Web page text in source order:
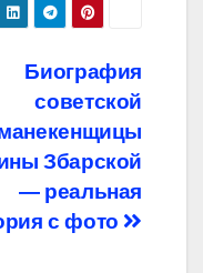
Биография
советской
Збарской
— реальная
с фото